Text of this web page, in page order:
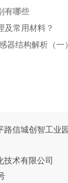
有哪些
及常用材料？
器结构解析（一）
信城创智工业
技术有限公司